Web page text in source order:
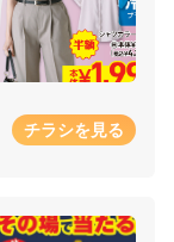
チラシを見る